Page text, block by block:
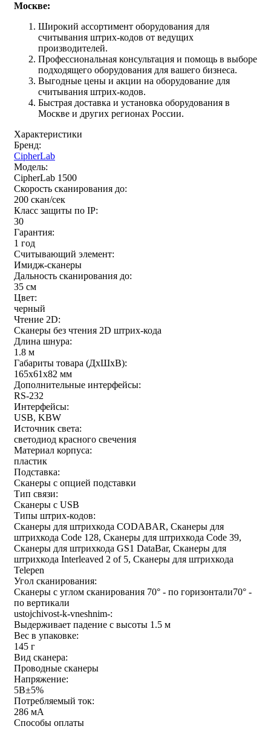
Москве:
Широкий ассортимент оборудования для
считывания штрих-кодов от ведущих
производителей.
Профессиональная консультация и помощь в выборе
подходящего оборудования для вашего бизнеса.
Выгодные цены и акции на оборудование для
считывания штрих-кодов.
Быстрая доставка и установка оборудования в
Москве и других регионах России.
Характеристики
Бренд:
CipherLab
Модель:
CipherLab 1500
Скорость сканирования до:
200 скан/сек
Класс защиты по IP:
30
Гарантия:
1 год
Считывающий элемент:
Имидж-сканеры
Дальность сканирования до:
35 см
Цвет:
черный
Чтение 2D:
Сканеры без чтения 2D штрих-кода
Длина шнура:
1.8 м
Габариты товара (ДxШxВ):
165x61x82 мм
Дополнительные интерфейсы:
RS-232
Интерфейсы:
USB, KBW
Источник света:
светодиод красного свечения
Материал корпуса:
пластик
Подставка:
Сканеры с опцией подставки
Тип связи:
Сканеры с USB
Типы штрих-кодов:
Сканеры для штрихкода CODABAR, Сканеры для
штрихкода Code 128, Сканеры для штрихкода Code 39,
Сканеры для штрихкода GS1 DataBar, Сканеры для
штрихкода Interleaved 2 of 5, Сканеры для штрихкода
Telepen
Угол сканирования:
Сканеры с углом сканирования 70° - по горизонтали70° -
по вертикали
ustojchivost-k-vneshnim-:
Выдерживает падение с высоты 1.5 м
Вес в упаковке:
145 г
Вид сканера:
Проводные сканеры
Напряжение:
5В±5%
Потребляемый ток:
286 мA
Способы оплаты